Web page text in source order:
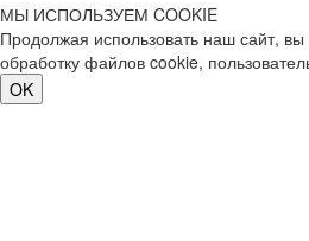
МЫ ИСПОЛЬЗУЕМ COOKIE
Продолжая использовать наш сайт, вы
обработку файлов cookie,
OK